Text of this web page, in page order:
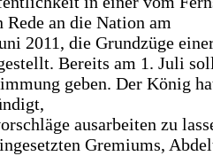
Rede an die Nation am
2011, die Grundzüge
Bereits am 1. Juli
geben. Der König
ausarbeiten zu
Gremiums,